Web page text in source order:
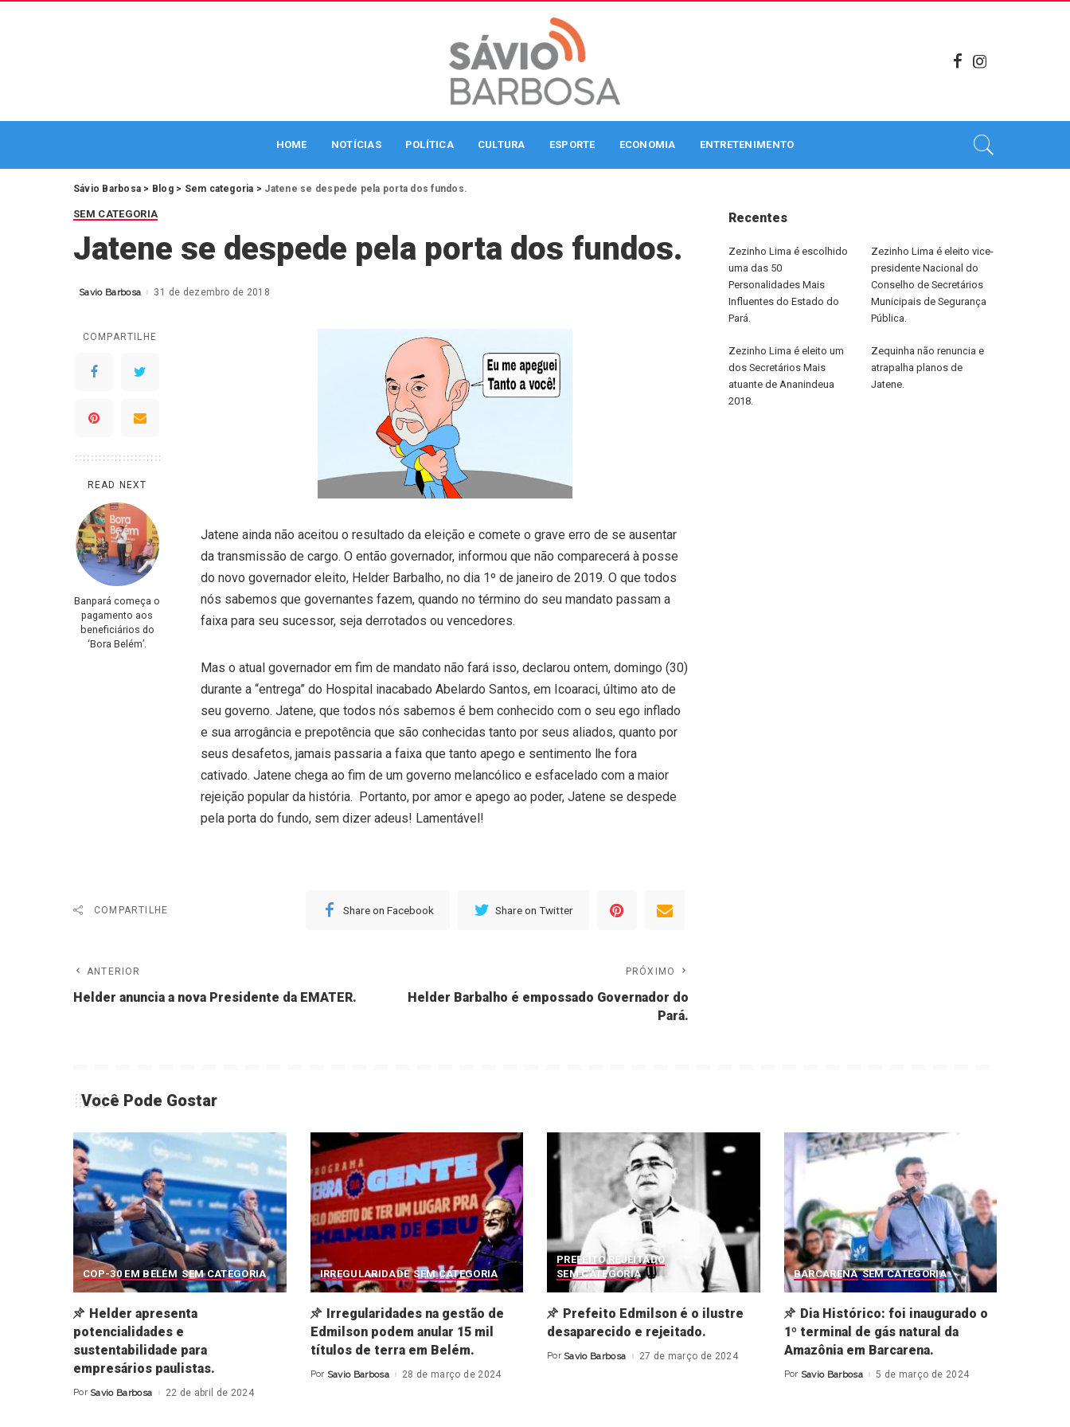
HOME NOTÍCIAS POLÍTICA CULTURA ESPORTE ECONOMIA ENTRETENIMENTO
Sávio Barbosa > Blog> Sem categoria > Jatene se despede pela porta dos fundos.
SEM CATEGORIA
Jatene se despede pela porta dos fundos.
Posted
Savio Barbosa 31 de dezembro de 2018
COMPARTILHE
READ NEXT
Banpará começa o
pagamento aos
beneficiários do
‘Bora Belém’.
Jatene ainda não aceitou o resultado da eleição e comete o grave erro de se ausentar
da transmissão de cargo. O então governador, informou que não comparecerá à posse
do novo governador eleito, Helder Barbalho, no dia 1º de janeiro de 2019. O que todos
nós sabemos que governantes fazem, quando no término do seu mandato passam a
faixa para seu sucessor, seja derrotados ou vencedores.
Mas o atual governador em fim de mandato não fará isso, declarou ontem, domingo (30)
durante a “entrega” do Hospital inacabado Abelardo Santos, em Icoaraci, último ato de
seu governo. Jatene, que todos nós sabemos é bem conhecido com o seu ego inflado
e sua arrogância e prepotência que são conhecidas tanto por seus aliados, quanto por
seus desafetos, jamais passaria a faixa que tanto apego e sentimento lhe fora
cativado. Jatene chega ao fim de um governo melancólico e esfacelado com a maior
rejeição popular da história. Portanto, por amor e apego ao poder, Jatene se despede
pela porta do fundo, sem dizer adeus! Lamentável!
COMPARTILHE Share on Facebook Share on Twitter
ANTERIOR
Helder anuncia a nova Presidente da EMATER.
PRÓXIMO
Helder Barbalho é empossado Governador do
Pará.
Recentes
Zezinho Lima é escolhido
uma das 50
Personalidades Mais
Influentes do Estado do
Pará.
Zezinho Lima é eleito vice-
presidente Nacional do
Conselho de Secretários
Municipais de Segurança
Pública.
Zezinho Lima é eleito um
dos Secretários Mais
atuante de Ananindeua
2018.
Zequinha não renuncia e
atrapalha planos de
Jatene.
Você Pode Gostar
COP-30 EM BELÉM SEM CATEGORIA
Helder apresenta
potencialidades e
sustentabilidade para
empresários paulistas.
Posted
Por Savio Barbosa 22 de abril de 2024
IRREGULARIDADE SEM CATEGORIA
Irregularidades na gestão de
Edmilson podem anular 15 mil
títulos de terra em Belém.
Posted
Por Savio Barbosa 28 de março de 2024
PREFEITO REJEITADO
SEM CATEGORIA
Prefeito Edmilson é o ilustre
desaparecido e rejeitado.
Posted
Por Savio Barbosa 27 de março de 2024
BARCARENA SEM CATEGORIA
Dia Histórico: foi inaugurado o
1º terminal de gás natural da
Amazônia em Barcarena.
Posted
Por Savio Barbosa 5 de março de 2024